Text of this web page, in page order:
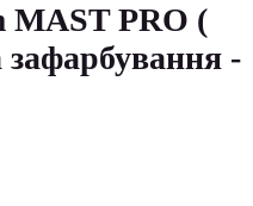
MAST PRO (
зафарбування -